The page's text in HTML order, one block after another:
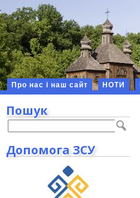
Про нас і наш сайт НОТИ
Пошук
Допомога ЗСУ